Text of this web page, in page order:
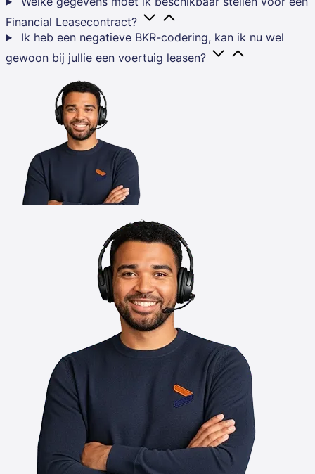
Financial Leasecontract?
Ik heb een negatieve BKR-codering, kan ik nu wel
gewoon bij jullie een voertuig leasen?